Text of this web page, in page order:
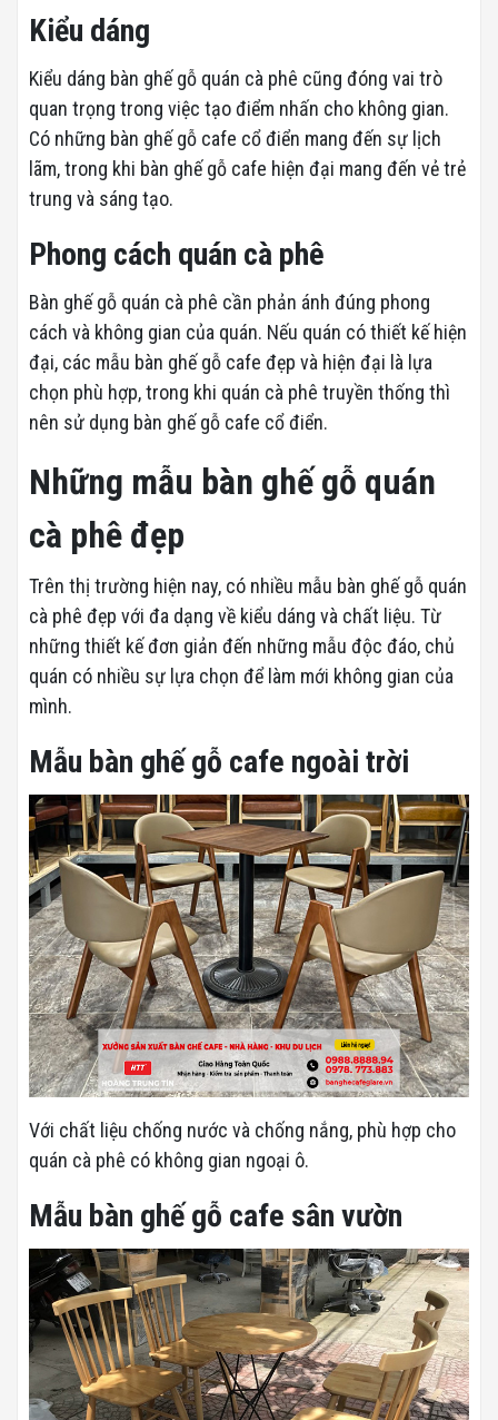
Kiểu dáng
Kiểu dáng bàn ghế gỗ quán cà phê cũng đóng vai trò
quan trọng trong việc tạo điểm nhấn cho không gian.
Có những bàn ghế gỗ cafe cổ điển mang đến sự lịch
lãm, trong khi bàn ghế gỗ cafe hiện đại mang đến vẻ trẻ
trung và sáng tạo.
Phong cách quán cà phê
Bàn ghế gỗ quán cà phê cần phản ánh đúng phong
cách và không gian của quán. Nếu quán có thiết kế hiện
đại, các mẫu bàn ghế gỗ cafe đẹp và hiện đại là lựa
chọn phù hợp, trong khi quán cà phê truyền thống thì
nên sử dụng bàn ghế gỗ cafe cổ điển.
Những mẫu bàn ghế gỗ quán
cà phê đẹp
Trên thị trường hiện nay, có nhiều mẫu bàn ghế gỗ quán
cà phê đẹp với đa dạng về kiểu dáng và chất liệu. Từ
những thiết kế đơn giản đến những mẫu độc đáo, chủ
quán có nhiều sự lựa chọn để làm mới không gian của
mình.
Mẫu bàn ghế gỗ cafe ngoài trời
Với chất liệu chống nước và chống nắng, phù hợp cho
quán cà phê có không gian ngoại ô.
Mẫu bàn ghế gỗ cafe sân vườn